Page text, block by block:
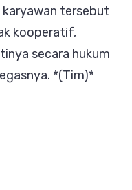
tersebut
kooperatif,
secara hukum
*(Tim)*